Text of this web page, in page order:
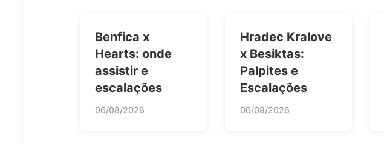
Benfica x
Hearts: onde
assistir e
escalações
06/08/2026
Hradec Kralove
x Besiktas:
Palpites e
Escalações
06/08/2026